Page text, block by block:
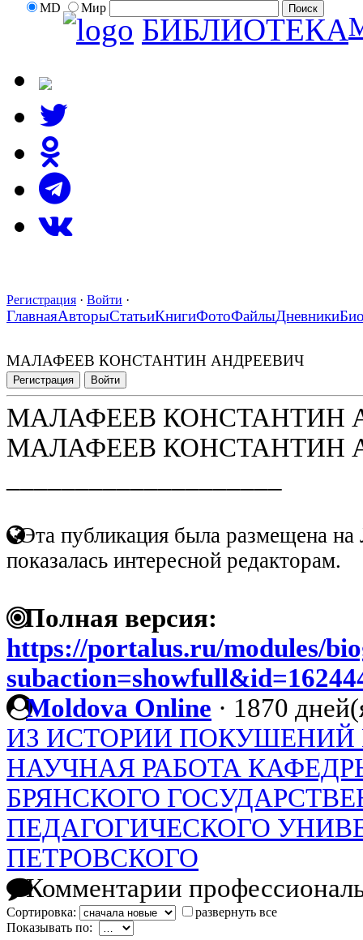
MD Мир
БИБЛИОТЕКА
Регистрация · Войти ·
ГлавнаяАвторыСтатьиКнигиФотоФайлыДневники
МАЛАФЕЕВ КОНСТАНТИН АНДРЕЕВИЧ
Регистрация Войти
МАЛАФЕЕВ КОНСТАНТИН
МАЛАФЕЕВ КОНСТАНТИН
Эта публикация была размещена на
показалась интересной редакторам.
Полная версия:
https://portalus.ru/modules/
Moldova Online · 1870
ИЗ ИСТОРИИ ПОКУШЕНИЙ
НАУЧНАЯ РАБОТА
БРЯНСКОГО
ПЕДАГОГИЧЕСКОГО
ПЕТРОВСКОГО
Комментарии
Сортировка:
развернуть все
Показывать по: